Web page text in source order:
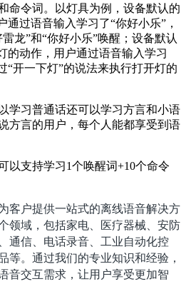
命令词。以灯具为例，设备默认的
通过语音输入学习了“你好小乐”，
龙”和“你好小乐”唤醒；设备默认
的动作，用户通过语音输入学习
“开一下灯”的说法来执行打开灯的
习普通话还可以学习方言和小语
方言的用户，每个人能都享受到语
支持学习1个唤醒词+10个命令
客户提供一站式的离线语音解决方
领域，包括家电、医疗器械、安防
通信、电话录音、工业自动化控
等。通过我们的专业知识和经验，
音交互需求，让用户享受更加智